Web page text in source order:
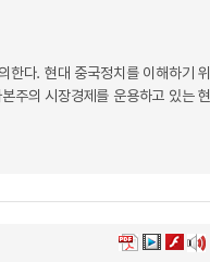
한다. 현대 중국정치를 이해하기
주의 시장경제를 운용하고 있는